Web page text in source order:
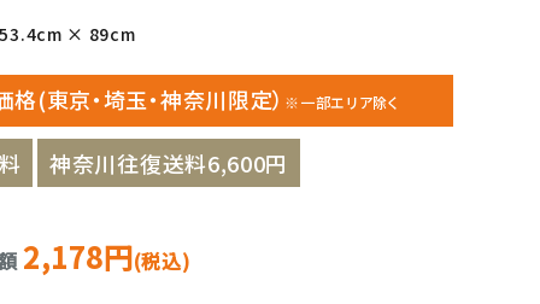
53.4cm × 89cm
格(東京・埼玉・神奈川限定） ※一部エリア除く
神奈川往復送料6,600円
2,178円(税込)